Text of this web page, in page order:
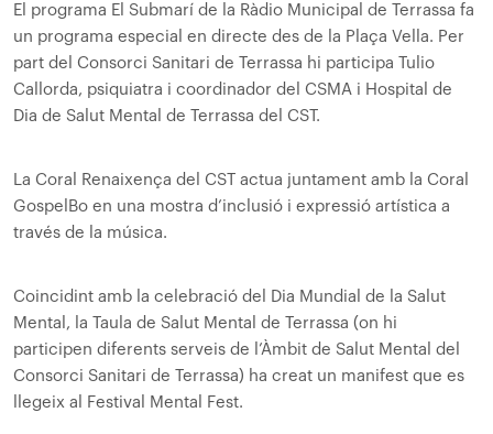
El programa El Submarí de la Ràdio Municipal de Terrassa fa
un programa especial en directe des de la Plaça Vella. Per
part del Consorci Sanitari de Terrassa hi participa Tulio
Callorda, psiquiatra i coordinador del CSMA i Hospital de
Dia de Salut Mental de Terrassa del CST.
La Coral Renaixença del CST actua juntament amb la Coral
GospelBo en una mostra d’inclusió i expressió artística a
través de la música.
Coincidint amb la celebració del Dia Mundial de la Salut
Mental, la Taula de Salut Mental de Terrassa (on hi
participen diferents serveis de l’Àmbit de Salut Mental del
Consorci Sanitari de Terrassa) ha creat un manifest que es
llegeix al Festival Mental Fest.